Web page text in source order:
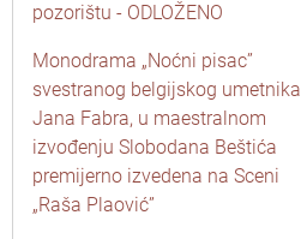
pozorištu - ODLOŽENO
Monodrama „Noćni pisac”
svestranog belgijskog umetnika
Jana Fabra, u maestralnom
izvođenju Slobodana Beštića
premijerno izvedena na Sceni
„Raša Plaović”